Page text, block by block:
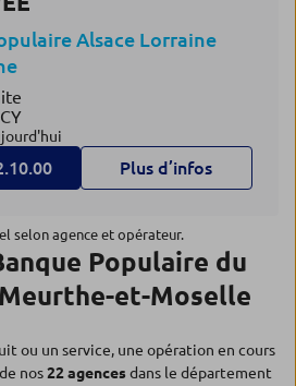
Alsace Lorraine
Plus d’infos
selon agence et opérateur.
Populaire du
et-Moselle
ou un service, une opération en cours
nos22 agencesdans le département